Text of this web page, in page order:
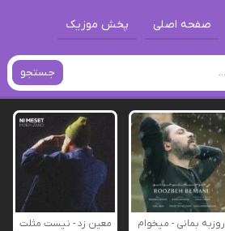
صفحه اصلی پخش موزیک
جستجو
روزبه بمانی - میخوام
معین زد - نیست مثلت